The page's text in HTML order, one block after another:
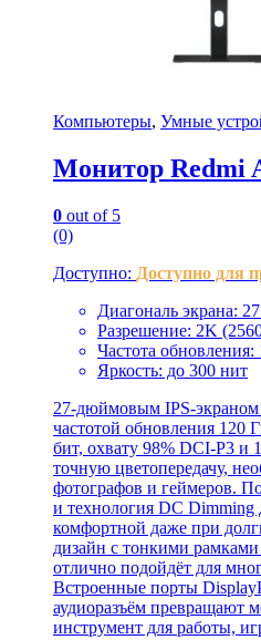
Компьютеры, Умные
Монитор Redmi
0 out of 5
(0)
Доступно: Доступно для
Диагональ экрана:
Разрешение: 2K
Частота обновления:
Яркость: до 300 нит
27-дюймовым IPS-
частотой обновления 120
бит, охвату 98% DCI-P3 и
точную цветопередачу,
фотографов и геймеров.
и технология DC Dimming
комфортной даже при
дизайн с тонкими
отлично подойдёт для
Встроенные порты
аудиоразъём превращают
инструмент для работы,